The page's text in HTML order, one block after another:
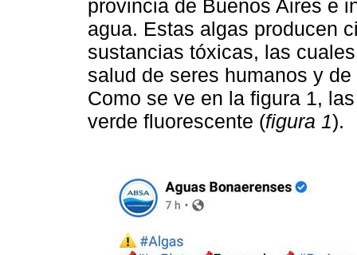
provincia de Buenos Aires e
agua. Estas algas producen
sustancias tóxicas, las
salud de seres humanos y
Como se ve en la figura 1,
verde fluorescente (figura 1).